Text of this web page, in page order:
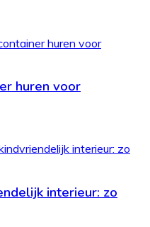
huren voor
interieur: zo